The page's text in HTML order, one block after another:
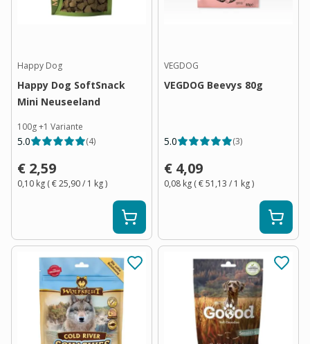
Happy Dog
Happy Dog SoftSnack
Mini Neuseeland
100g+1 Variante
5.0 (4)
€ 2,59
0,10 kg (€ 25,90/ 1 kg)
VEGDOG
VEGDOG Beevys 80g
5.0 (3)
€ 4,09
0,08 kg (€ 51,13 / 1 kg)